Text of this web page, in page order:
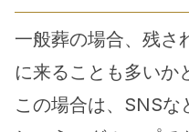
一般葬の場合、残さ
に来ることも多いか
この場合は、SNSな